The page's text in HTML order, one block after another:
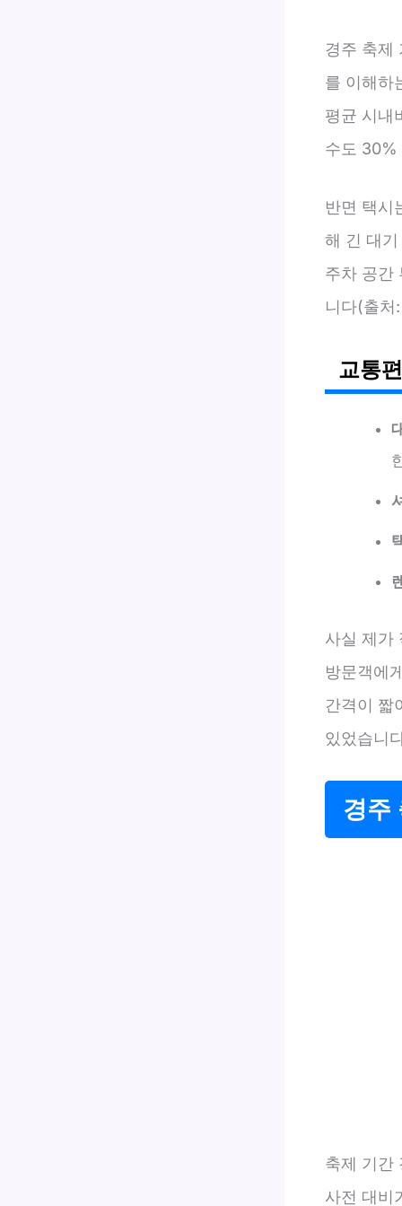
경주 축제
를 이해하
평균 시내
수도 30%
반면 택시
해 긴 대
주차 공간
니다(출처
교통
사실 제가
방문객에
간격이 짧
있었습니
경주
축제 기간
사전 대비